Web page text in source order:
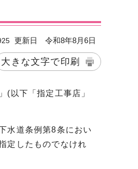
更新日 令和8年8月6日
大きな文字で印刷
以下「指定工事店」
水道条例第8条におい
定したものでなけれ